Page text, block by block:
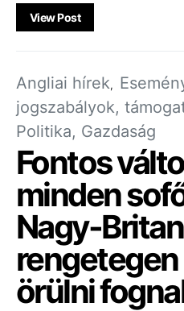
View Post
Angliai hírek
jogszabályok,
Politika, Gazdaság
Fontos
minden
Nagy-
örülni